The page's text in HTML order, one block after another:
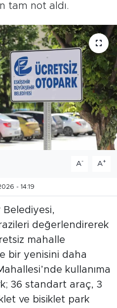
tam not aldı.
A- A+
- 14:19
Belediyesi,
değerlendirerek
mahalle
bir yenisini daha
kullanıma
36 standart araç, 3
ve bisiklet park